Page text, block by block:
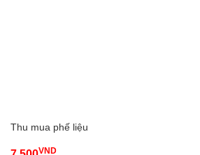
Thu mua phế liệu
VND